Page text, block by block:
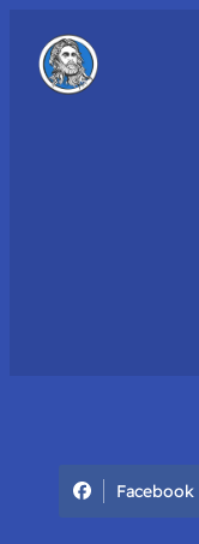
Facebook